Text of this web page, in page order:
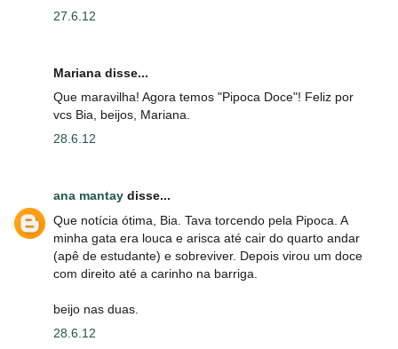
27.6.12
Mariana disse...
Que maravilha! Agora temos "Pipoca Doce"! Feliz por
vcs Bia, beijos, Mariana.
28.6.12
ana mantay disse...
Que notícia ótima, Bia. Tava torcendo pela Pipoca. A
minha gata era louca e arisca até cair do quarto andar
(apê de estudante) e sobreviver. Depois virou um doce
com direito até a carinho na barriga.
beijo nas duas.
28.6.12